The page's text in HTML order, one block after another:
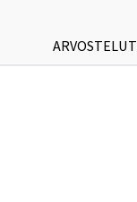
ARVOSTELUT